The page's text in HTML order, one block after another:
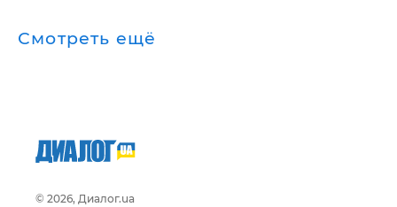
Смотреть ещё
© 2026, Диалог.ua